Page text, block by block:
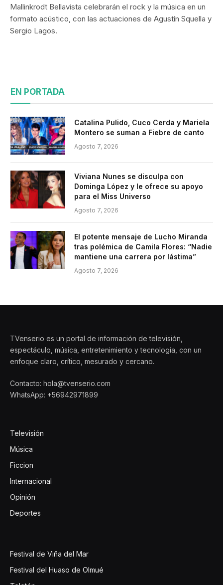
Mallinkrodt Bellavista celebrarán el rock y la música en un
formato acústico, con las actuaciones de Agustín Squella y
Sergio Lagos.
EN PORTADA
Catalina Pulido, Cuco Cerda y Mariela
Montero se suman a Fiebre de canto
Agosto 7, 2026
Viviana Nunes se disculpa con
Dominga López y le ofrece su apoyo
para el Miss Universo
Agosto 7, 2026
El potente mensaje de Lucho Miranda
tras polémica de Camila Flores: “Nadie
mantiene una carrera por lástima”
Agosto 7, 2026
TVenserio es un portal de información de televisión,
espectáculo, música, entretenimiento y tecnología, con un
enfoque claro, crítico, mesurado y cercano.
Contacto: hola@tvenserio.com
WhatsApp: +56942971899
Televisión
Música
Ficcion
Internacional
Opinión
Deportes
Festival de Viña del Mar
Festival del Huaso de Olmué